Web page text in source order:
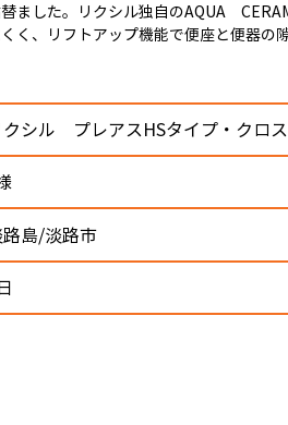
ました。リクシル独自のAQUA
く、リフトアップ機能で便座と便器の
クシル プレアスHSタイプ・クロ
路島/淡路市